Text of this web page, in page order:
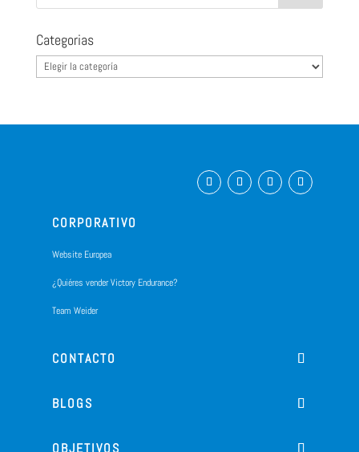
Categorias
Categorias
CORPORATIVO
Website Europea
¿Quiéres vender Victory Endurance?
Team Weider
CONTACTO
BLOGS
OBJETIVOS